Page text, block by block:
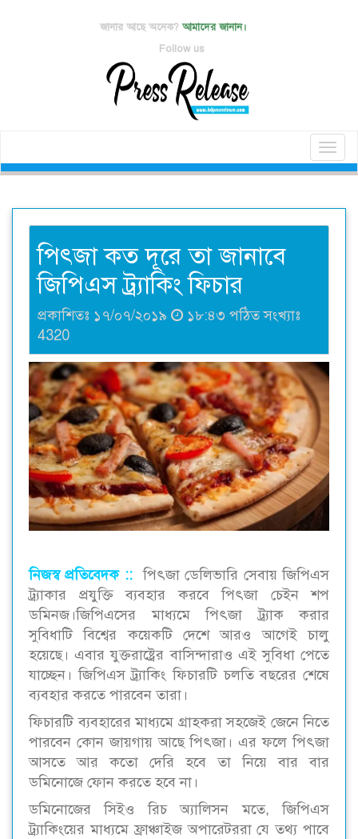
জানার আছে অনেক? আমাদের জানান।
Follow us
পিৎজা কত দূরে তা জানাবে
জিপিএস ট্র্যাকিং ফিচার
প্রকাশিতঃ ১৭/০৭/২০১৯
১৮:৪৩ পঠিত সংখ্যাঃ
4320
নিজস্ব প্রতিবেদক ::পিৎজা ডেলিভারি সেবায় জিপিএস
ট্র্যাকার প্রযুক্তি ব্যবহার করবে পিৎজা চেইন শপ
ডমিনজ।জিপিএসের মাধ্যমে পিৎজা ট্র্যাক করার
সুবিধাটি বিশ্বের কয়েকটি দেশে আরও আগেই চালু
হয়েছে। এবার যুক্তরাষ্ট্রের বাসিন্দারাও এই সুবিধা পেতে
যাচ্ছেন। জিপিএস ট্র্যাকিং ফিচারটি চলতি বছরের শেষে
ব্যবহার করতে পারবেন তারা।
ফিচারটি ব্যবহারের মাধ্যমে গ্রাহকরা সহজেই জেনে নিতে
পারবেন কোন জায়গায় আছে পিৎজা। এর ফলে পিৎজা
আসতে আর কতো দেরি হবে তা নিয়ে বার বার
ডমিনোজে ফোন করতে হবে না।
ডমিনোজের সিইও রিচ অ্যালিসন মতে, জিপিএস
ট্র্যাকিংয়ের মাধ্যমে ফ্রাঞ্চাইজ অপারেটররা যে তথ্য পাবে